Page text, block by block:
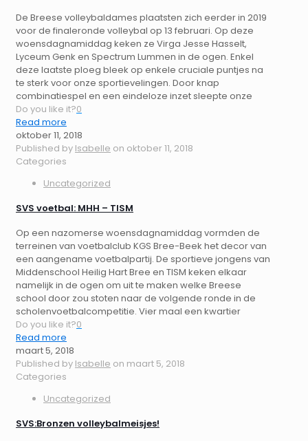
De Breese volleybaldames plaatsten zich eerder in 2019
voor de finaleronde volleybal op 13 februari. Op deze
woensdagnamiddag keken ze Virga Jesse Hasselt,
Lyceum Genk en Spectrum Lummen in de ogen. Enkel
deze laatste ploeg bleek op enkele cruciale puntjes na
te sterk voor onze sportievelingen. Door knap
combinatiespel en een eindeloze inzet sleepte onze
Do you like it?0
Read more
oktober 11, 2018
Published by Isabelle on oktober 11, 2018
Categories
Uncategorized
SVS voetbal: MHH – TISM
Op een nazomerse woensdagnamiddag vormden de
terreinen van voetbalclub KGS Bree-Beek het decor van
een aangename voetbalpartij. De sportieve jongens van
Middenschool Heilig Hart Bree en TISM keken elkaar
namelijk in de ogen om uit te maken welke Breese
school door zou stoten naar de volgende ronde in de
scholenvoetbalcompetitie. Vier maal een kwartier
Do you like it?0
Read more
maart 5, 2018
Published by Isabelle on maart 5, 2018
Categories
Uncategorized
SVS:Bronzen volleybalmeisjes!